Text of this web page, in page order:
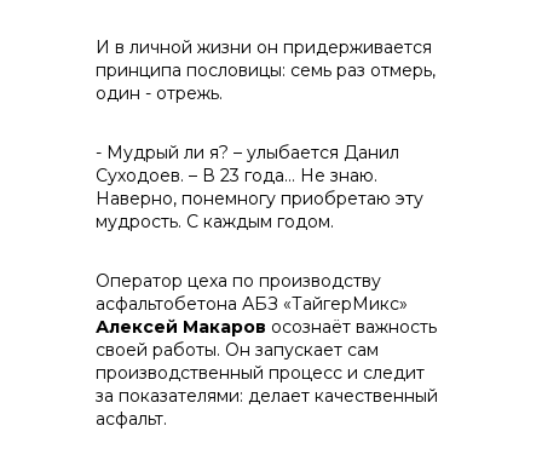
И в личной жизни он придерживается
принципа пословицы: семь раз отмерь,
один - отрежь.
- Мудрый ли я? – улыбается Данил
Суходоев. – В 23 года… Не знаю.
Наверно, понемногу приобретаю эту
мудрость. С каждым годом.
Оператор цеха по производству
асфальтобетона АБЗ «ТайгерМикс»
Алексей Макаров осознаёт важность
своей работы. Он запускает сам
производственный процесс и следит
за показателями: делает качественный
асфальт.